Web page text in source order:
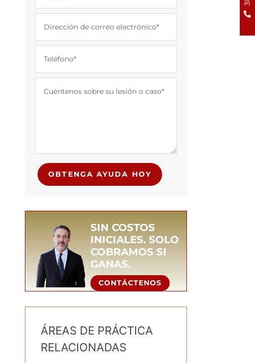
OBTENGA AYUDA HOY
SIN COSTOS
INICIALES. SOLO
COBRAMOS SI
GANAS.
CONTÁCTENOS
ÁREAS DE PRÁCTICA
RELACIONADAS